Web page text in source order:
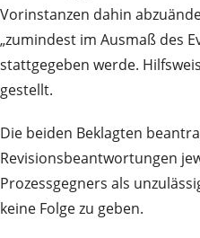
Vorinstanzen dahin
„zumindest im Ausmaß des
stattgegeben werde.
gestellt.
Die beiden Beklagten
Revisionsbeantwortungen
Prozessgegners als
keine Folge zu geben.